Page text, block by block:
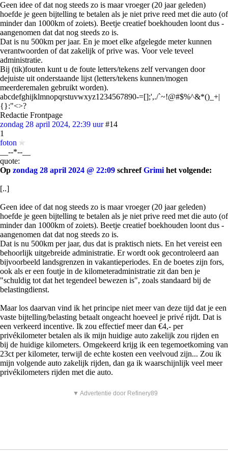
Geen idee of dat nog steeds zo is maar vroeger (20 jaar geleden)
hoefde je geen bijtelling te betalen als je niet prive reed met die auto (of
minder dan 1000km of zoiets). Beetje creatief boekhouden loont dus -
aangenomen dat dat nog steeds zo is.
Dat is nu 500km per jaar. En je moet elke afgelegde meter kunnen
verantwoorden of dat zakelijk of prive was. Voor vele teveel
administratie.
Bij (tik)fouten kunt u de foute letters/tekens zelf vervangen door
dejuiste uit onderstaande lijst (letters/tekens kunnen/mogen
meerderemalen gebruikt worden).
abcdefghijklmnopqrstuvwxyz1234567890-=[];',./`~!@#$%^&*()_+|
{}:"<>?
Redactie Frontpage
zondag 28 april 2024, 22:39 uur #14
1
foton
__--*--__
quote:
Op zondag 28 april 2024 @ 22:09 schreefGrimi het volgende:
[..]
Geen idee of dat nog steeds zo is maar vroeger (20 jaar geleden)
hoefde je geen bijtelling te betalen als je niet prive reed met die auto (of
minder dan 1000km of zoiets). Beetje creatief boekhouden loont dus -
aangenomen dat dat nog steeds zo is.
Dat is nu 500km per jaar, dus dat is praktisch niets. En het vereist een
behoorlijk uitgebreide administratie. Er wordt ook gecontroleerd aan
bijvoorbeeld landsgrenzen in vakantieperiodes. En de boetes zijn fors,
ook als er een foutje in de kilometeradministratie zit dan ben je
"schuldig tot dat het tegendeel bewezen is", zoals standaard bij de
belastingdienst.
Maar los daarvan vind ik het principe niet meer van deze tijd dat je een
vaste bijtelling/belasting betaalt ongeacht hoeveel je privé rijdt. Dat is
een verkeerd incentive. Ik zou effectief meer dan €4,- per
privékilometer betalen als ik mijn huidige auto zakelijk zou rijden en
bij de huidige kilometers. Omgekeerd krijg ik een tegemoetkoming van
23ct per kilometer, terwijl de echte kosten een veelvoud zijn... Zou ik
mijn volgende auto zakelijk rijden, dan ga ik waarschijnlijk veel meer
privékilometers rijden met die auto.
▼ Advertentie door Refinery89